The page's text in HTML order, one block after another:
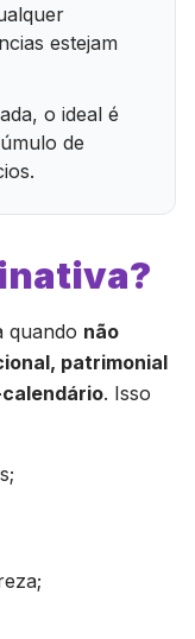
estejam
o ideal é
de
quando não
patrimonial
. Isso